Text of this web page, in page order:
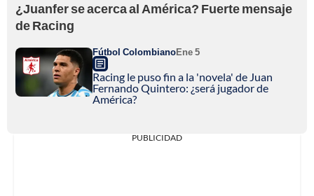
¿Juanfer se acerca al América? Fuerte mensaje
de Racing
Fútbol ColombianoEne 5
Racing le puso fin a la 'novela' de Juan
Fernando Quintero: ¿será jugador de
América?
PUBLICIDAD